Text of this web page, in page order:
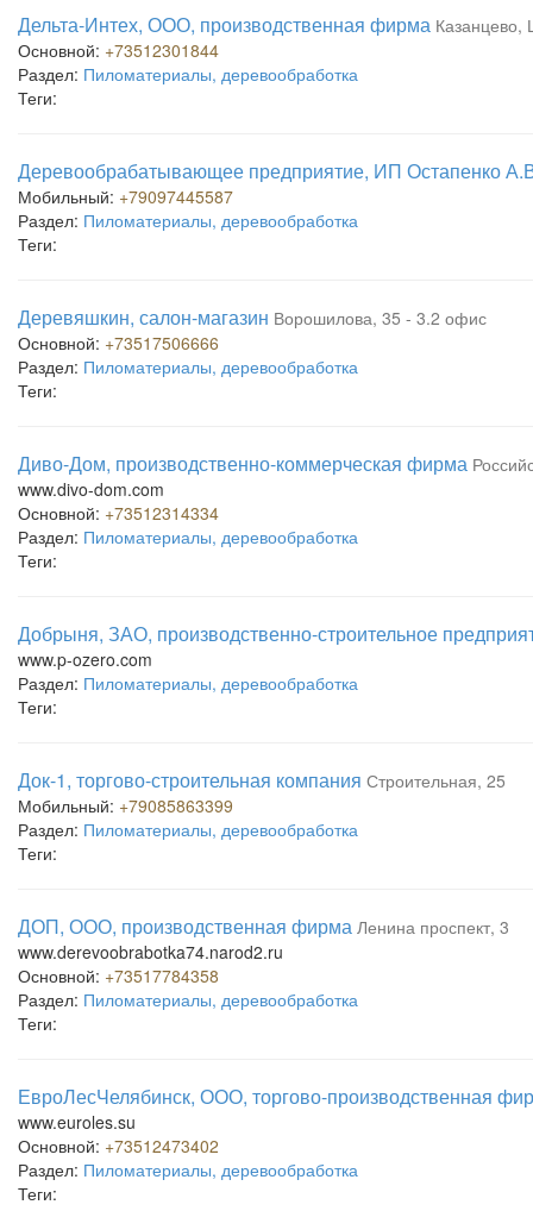
Дельта-Интех, ООО, производственная фирма Казанцево,
Основной: +73512301844
Раздел: Пиломатериалы, деревообработка
Теги:
Деревообрабатывающее предприятие, ИП Остапенко
Мобильный: +79097445587
Раздел: Пиломатериалы, деревообработка
Теги:
Деревяшкин, салон-магазин Ворошилова, 35 - 3.2 офис
Основной: +73517506666
Раздел: Пиломатериалы, деревообработка
Теги:
Диво-Дом, производственно-коммерческая фирма
www.divo-dom.com
Основной: +73512314334
Раздел: Пиломатериалы, деревообработка
Теги:
Добрыня, ЗАО, производственно-строительное
www.p-ozero.com
Раздел: Пиломатериалы, деревообработка
Теги:
Док-1, торгово-строительная компания Строительная, 25
Мобильный: +79085863399
Раздел: Пиломатериалы, деревообработка
Теги:
ДОП, ООО, производственная фирма Ленина проспект, 3
www.derevoobrabotka74.narod2.ru
Основной: +73517784358
Раздел: Пиломатериалы, деревообработка
Теги:
ЕвроЛесЧелябинск, ООО, торгово-производственная
www.euroles.su
Основной: +73512473402
Раздел: Пиломатериалы, деревообработка
Теги: